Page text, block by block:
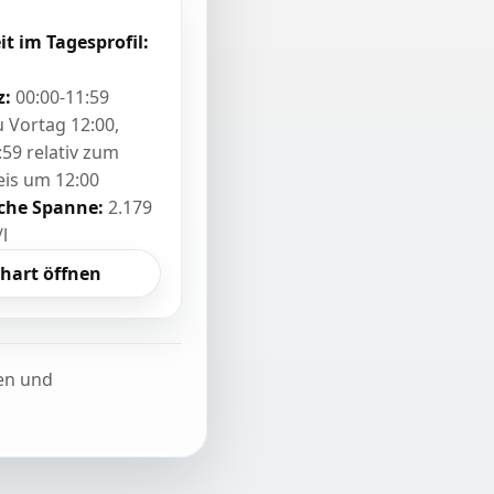
im Tagesprofil:
00:00-11:59
Vortag 12:00,
relativ zum
um 12:00
Spanne: 2.179
öffnen
und